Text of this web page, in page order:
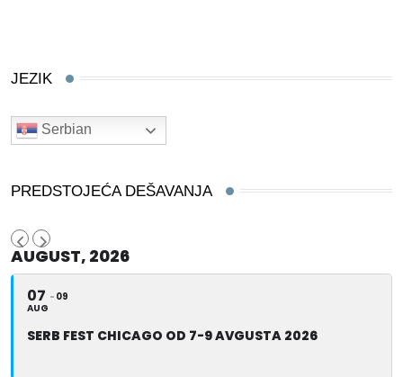
JEZIK
Serbian
PREDSTOJEĆA DEŠAVANJA
AUGUST, 2026
07
AUG
09
SERB FEST CHICAGO OD 7-9 AVGUSTA 2026